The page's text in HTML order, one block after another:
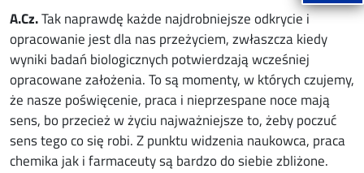
A.Cz.Tak naprawdę każde najdrobniejsze odkrycie i
opracowanie jest dla nas przeżyciem, zwłaszcza kiedy
wyniki badań biologicznych potwierdzają wcześniej
opracowane założenia. To są momenty, w których czujemy,
że nasze poświęcenie, praca i nieprzespane noce mają
sens, bo przecież w życiu najważniejsze to, żeby poczuć
sens tego co się robi.Z punktu widzenia naukowca, praca
chemika jak i farmaceuty są bardzo do siebie zbliżone.